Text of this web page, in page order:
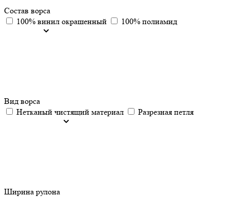
Состав ворса
100% винил окрашенный
100% полиамид
Вид ворса
Нетканый чистящий материал
Разрезная петля
Ширина рулона